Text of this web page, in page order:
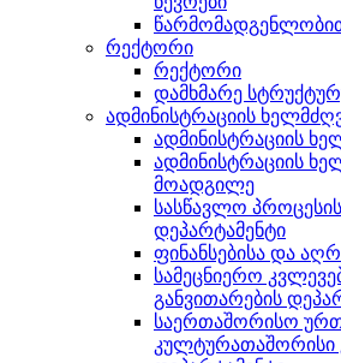
რექტორი
რექტორი
დამხმარე
ადმინისტრაციის
ადმინისტრაციის
ადმინისტრაციის
მოადგილე
სასწავლო
დეპარტამენტი
ფინანსებისა და
სამეცნიერო
განვითარების
საერთაშორისო
კულტურათაშორისი